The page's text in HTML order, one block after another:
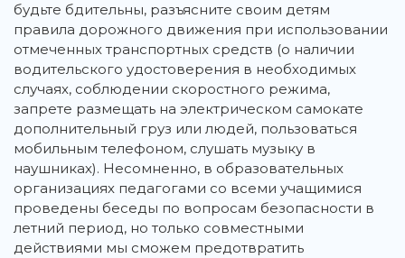
будьте бдительны, разъясните своим детям
правила дорожного движения при использовании
отмеченных транспортных средств (о наличии
водительского удостоверения в необходимых
случаях, соблюдении скоростного режима,
запрете размещать на электрическом самокате
дополнительный груз или людей, пользоваться
мобильным телефоном, слушать музыку в
наушниках). Несомненно, в образовательных
организациях педагогами со всеми учащимися
проведены беседы по вопросам безопасности в
летний период, но только совместными
действиями мы сможем предотвратить